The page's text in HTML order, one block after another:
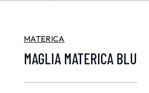
MATERICA
MAGLIA MATERICA BLU